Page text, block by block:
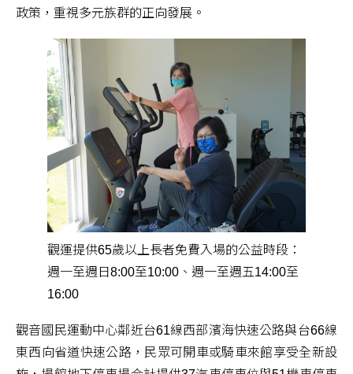
政策，重視多元族群的正向發展。
觀運提供65歲以上長者免費入場的公益時段：
週一至週日8:00至10:00、週一至週五14:00至
16:00
觀音國民運動中心鄰近台61線西部濱海快速公路與台66線
東西向省道快速公路，民眾可開車或騎車來館享受全新設